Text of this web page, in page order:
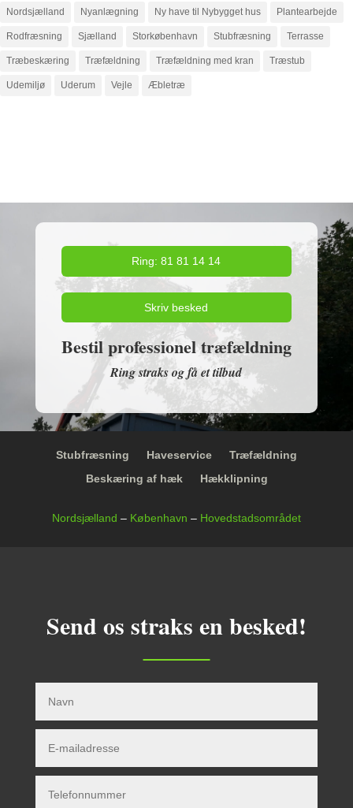
Nordsjælland Nyanlægning Ny have til Nybygget hus Plantearbejde
Rodfræsning Sjælland Storkøbenhavn Stubfræsning Terrasse
Træbeskæring Træfældning Træfældning med kran Træstub
Udemiljø Uderum Vejle Æbletræ
Ring: 81 81 14 14
Skriv besked
Bestil professionel træfældning
Ring straks og få et tilbud
Stubfræsning Haveservice
Træfældning
Beskæring af hæk
Hækklipning
Nordsjælland – København – Hovedstadsområdet
Send os straks en besked!